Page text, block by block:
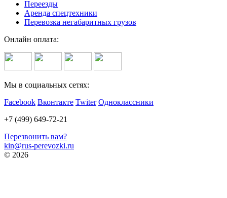
Переезды
Аренда спецтехники
Перевозка негабаритных грузов
Онлайн оплата:
Мы в социальных сетях:
Facebook Вконтакте Twiter Одноклассники
+7 (499) 649-72-21
Перезвонить вам?
kin@rus-perevozki.ru
© 2026